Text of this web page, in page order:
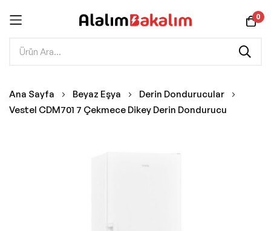
0
İçeriğe
geç
Ana Sayfa Beyaz Eşya
Derin Dondurucular
Vestel CDM701 7 Çekmece Dikey Derin Dondurucu